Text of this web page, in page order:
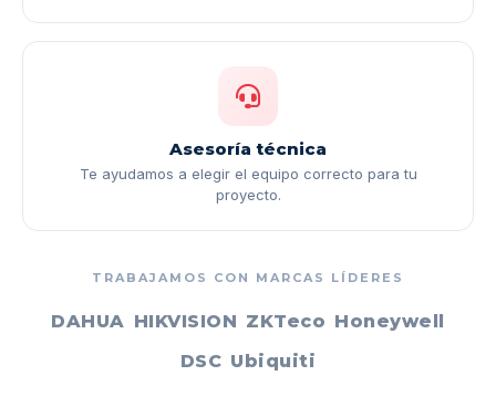
Asesoría técnica
Te ayudamos a elegir el equipo correcto para tu
proyecto.
TRABAJAMOS CON MARCAS LÍDERES
DAHUA HIKVISION ZKTeco Honeywell
DSC Ubiquiti